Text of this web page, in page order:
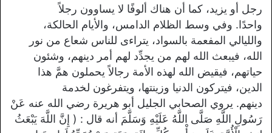
رجل أو يزيد، كما أن هناك ألوفًا لا يساوون رجلاً
واحدًا. وفي وسط الظلام الدامس، والأيام الحالكة،
والليالي المفعمة بالسواد، يتراءى للناس شعاع من نور
الله، فيبعث الله لهم من يجدِّد لهم أمر دينهم، وشئون
حياتهم، فيقيض الله لهذه الأمة رجالاً يحملون همَّ هذا
الدين، فيتركون الدنيا وزينتها، ويتفرغون لخدمة
دينهم. يروي الصحابي الجليل أبو هريرة رضي الله عنه عَنْ
رَسُولِ اللَّهِ صَلَّى اللَّهُ عَلَيْهِ وَسَلَّمَ أنه قال : ( إِنَّ اللَّهَ يَبْعَثُ